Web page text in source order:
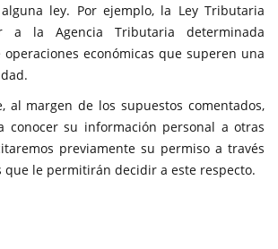
ley. Por ejemplo, la Ley Tributaria
a la Agencia Tributaria determinada
económicas que superen una
al margen de los supuestos comentados,
conocer su información personal a otras
previamente su permiso a través
que le permitirán decidir a este respecto.